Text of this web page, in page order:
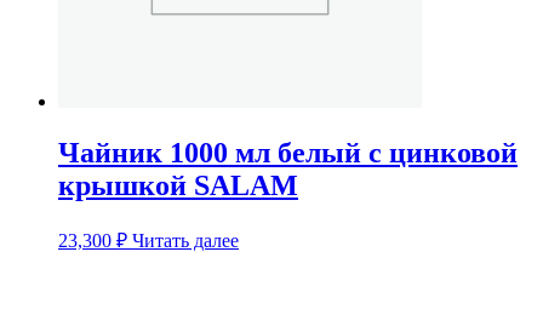
Чайник 1000 мл белый с цинковой
крышкой SALAM
23,300 ₽ Читать далее